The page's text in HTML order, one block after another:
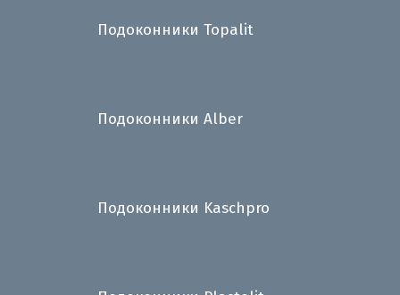
Подоконники Topalit
Подоконники Alber
Подоконники Kaschpro